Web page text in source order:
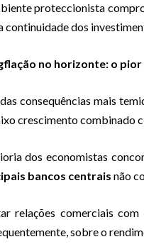
proteccionista
continuidade dos
no horizonte: o
consequências mais
crescimento combinado
dos economistas
bancos centrais não
relações comerciais
sobre o